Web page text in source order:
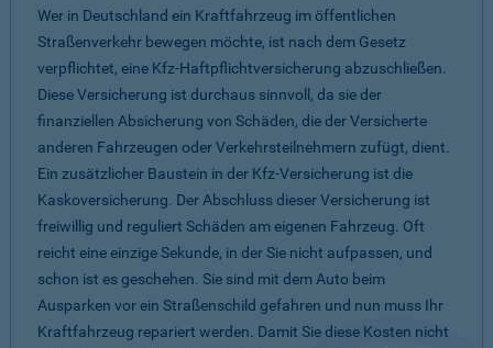
Wer in Deutschland ein Kraftfahrzeug im öffentlichen
Straßenverkehr bewegen möchte, ist nach dem Gesetz
verpflichtet, eine Kfz-Haftpflichtversicherung abzuschließen.
Diese Versicherung ist durchaus sinnvoll, da sie der
finanziellen Absicherung von Schäden, die der Versicherte
anderen Fahrzeugen oder Verkehrsteilnehmern zufügt, dient.
Ein zusätzlicher Baustein in der Kfz-Versicherung ist die
Kaskoversicherung. Der Abschluss dieser Versicherung ist
freiwillig und reguliert Schäden am eigenen Fahrzeug. Oft
reicht eine einzige Sekunde, in der Sie nicht aufpassen, und
schon ist es geschehen. Sie sind mit dem Auto beim
Ausparken vor ein Straßenschild gefahren und nun muss Ihr
Kraftfahrzeug repariert werden. Damit Sie diese Kosten nicht